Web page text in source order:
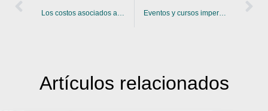
Los costos asociados al trabajo remoto: ¿Quién debe asumirlos? Eventos y cursos imperdibles para arquitectos y diseñadores 2021
Artículos relacionados